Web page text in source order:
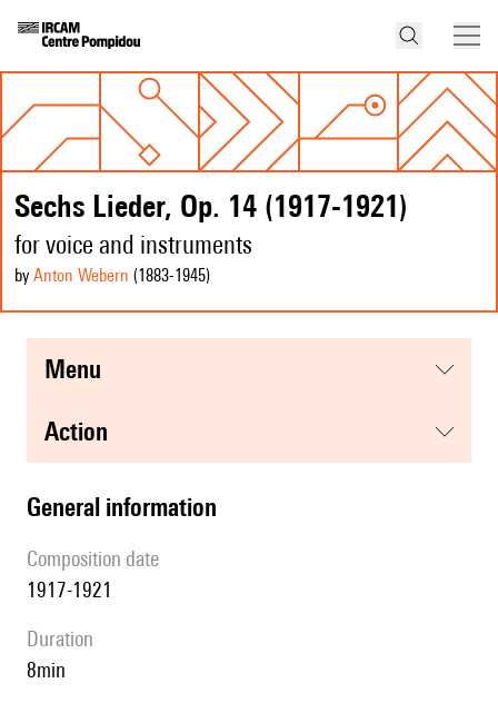
Sechs Lieder, Op. 14 (1917-1921)
for voice and instruments
by Anton Webern (1883-1945)
menu
action
general information
composition date
1917-1921
duration
8min